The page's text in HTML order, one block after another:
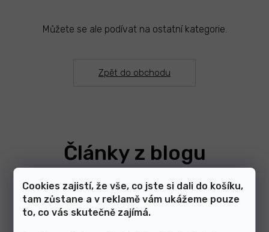
Cookies zajistí, že vše, co jste si dali do košíku,
tam zůstane a v reklamě vám ukážeme pouze
to, co vás skutečně zajímá.
Můžete se ale podívat na ostatní kategorie.
Zpět do obchodu
Články z blogu
Zobrazit další články